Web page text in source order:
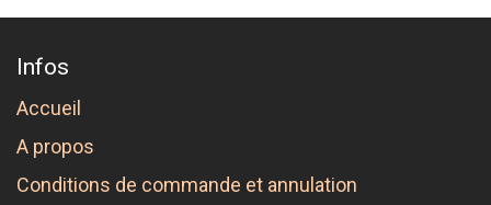
Infos
Accueil
A propos
Conditions de commande et annulation